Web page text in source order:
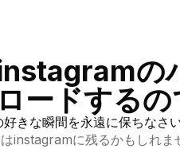
の
ードする
好きな瞬間を永遠に保ちなさ
instagramに残るかもしれ